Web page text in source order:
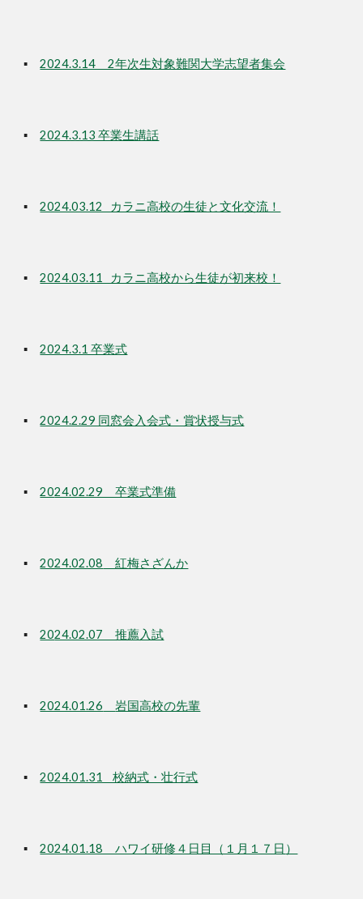
▪2024.3.14 2年次生対象難関大学志望者集会
▪2024.3.13 卒業生講話
▪2024.03.12 カラニ高校の生徒と文化交流！
▪2024.03.11 カラニ高校から生徒が初来校！
▪2024.3.1 卒業式
▪2024.2.29 同窓会入会式・賞状授与式
▪2024.02.29 卒業式準備
▪2024.02.08 紅梅さざんか
▪2024.02.07 推薦入試
▪2024.01.26 岩国高校の先輩
▪2024.01.31 校納式・壮行式
▪2024.01.18 ハワイ研修４日目（１月１７日 ）